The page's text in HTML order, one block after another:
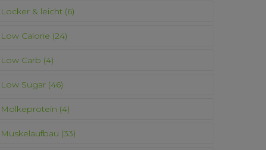
Locker & leicht (6)
Low Calorie (24)
Low Carb (4)
Low Sugar (46)
Molkeprotein (4)
Muskelaufbau (33)